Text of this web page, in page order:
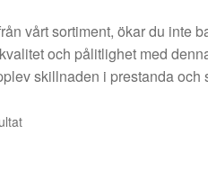
vårt sortiment, ökar du inte
och pålitlighet med
skillnaden i prestanda och